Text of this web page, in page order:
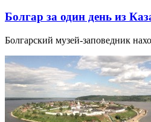
Болгар за один день из
Болгарский музей-заповедник